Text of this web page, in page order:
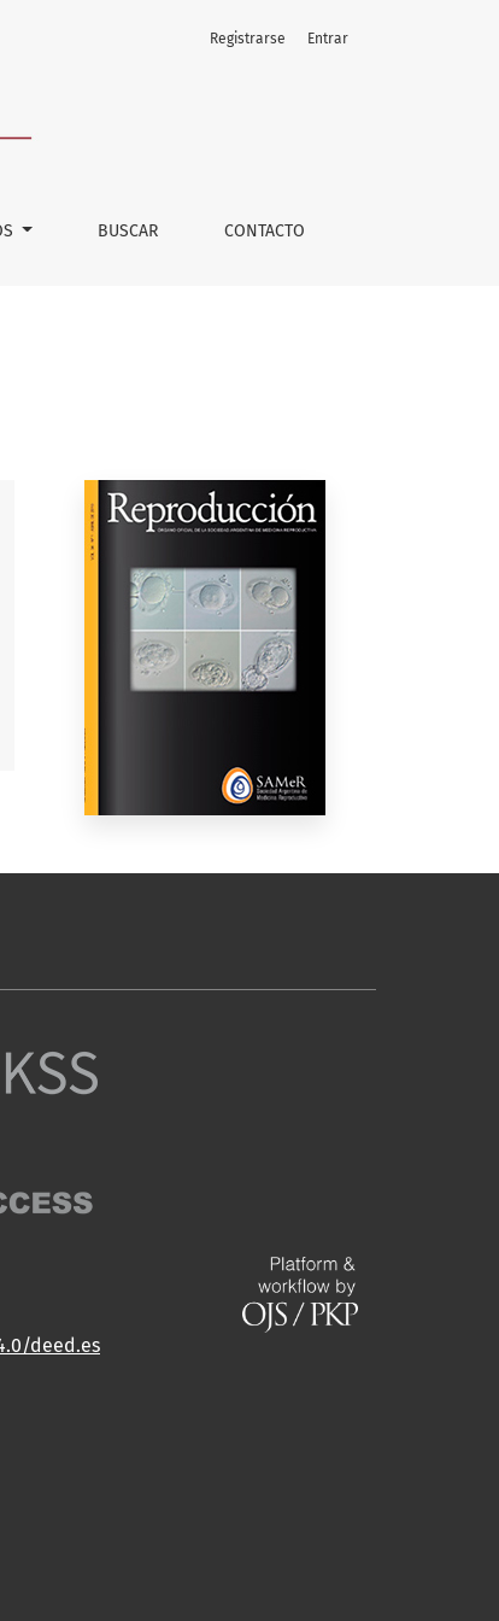
BUSCAR CONTACTO
Registrarse Entrar
deed.es